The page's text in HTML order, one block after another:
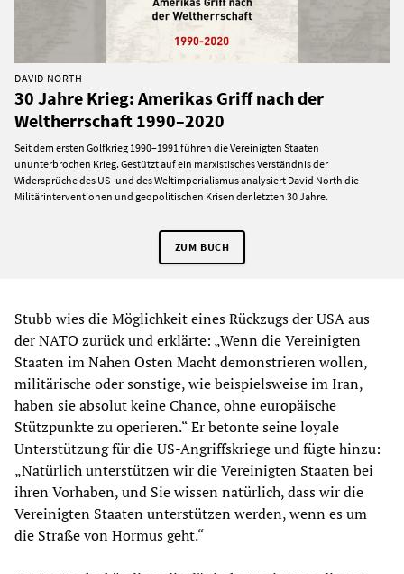
DAVID NORTH
30 Jahre Krieg: Amerikas Griff nach der
Weltherrschaft 1990–2020
Seit dem ersten Golfkrieg 1990–1991 führen die Vereinigten Staaten
ununterbrochen Krieg. Gestützt auf ein marxistisches Verständnis der
Widersprüche des US- und des Weltimperialismus analysiert David North die
Militärinterventionen und geopolitischen Krisen der letzten 30 Jahre.
ZUM BUCH
Stubb wies die Möglichkeit eines Rückzugs der USA aus
der NATO zurück und erklärte: „Wenn die Vereinigten
Staaten im Nahen Osten Macht demonstrieren wollen,
militärische oder sonstige, wie beispielsweise im Iran,
haben sie absolut keine Chance, ohne europäische
Stützpunkte zu operieren.“ Er betonte seine loyale
Unterstützung für die US-Angriffskriege und fügte hinzu:
„Natürlich unterstützen wir die Vereinigten Staaten bei
ihren Vorhaben, und Sie wissen natürlich, dass wir die
Vereinigten Staaten unterstützen werden, wenn es um
die Straße von Hormus geht.“